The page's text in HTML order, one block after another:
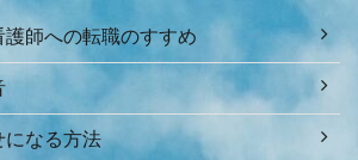
師への転職のすすめ
になる方法